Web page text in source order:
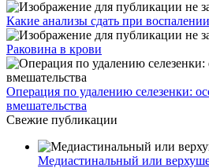
Какие анализы сдать при
Раковина в крови
Операция по удалению селезенки:
вмешательства
Свежие публикации
Медиастинальный или